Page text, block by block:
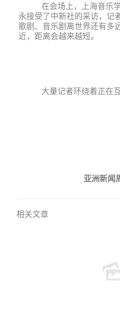
在会场上，上海音乐
永接受了中新社的采访，记
歌剧、音乐剧离世界还有多
近，距离会越来越短。
大量记者环绕着正在互
亚洲新闻
相关文章